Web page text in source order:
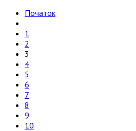
Початок
1
2
3
4
5
6
7
8
9
10